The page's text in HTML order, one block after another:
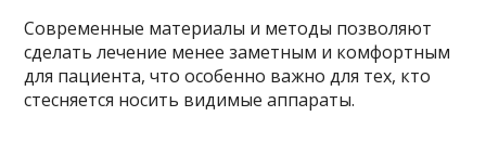
Современные материалы и методы позволяют
сделать лечение менее заметным и комфортным
для пациента, что особенно важно для тех, кто
стесняется носить видимые аппараты.